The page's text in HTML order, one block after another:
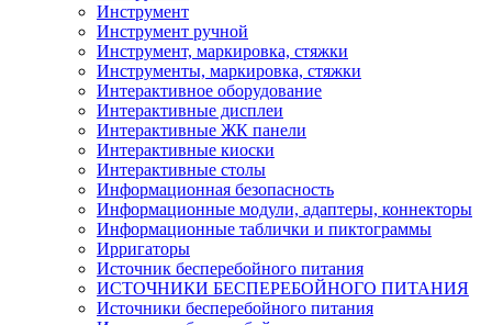
Инструмент
Инструмент ручной
Инструмент, маркировка, стяжки
Инструменты, маркировка, стяжки
Интерактивное оборудование
Интерактивные дисплеи
Интерактивные ЖК панели
Интерактивные киоски
Интерактивные столы
Информационная безопасность
Информационные модули, адаптеры, коннекторы
Информационные таблички и пиктограммы
Ирригаторы
Источник бесперебойного питания
ИСТОЧНИКИ БЕСПЕРЕБОЙНОГО ПИТАНИЯ
Источники бесперебойного питания